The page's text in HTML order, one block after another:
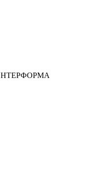
ИНТЕРФОРМА